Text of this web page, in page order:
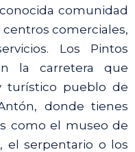
comunidad
centros comerciales,
Los Pintos
la carretera que
turístico pueblo de
donde tienes
como el museo de
el serpentario o los